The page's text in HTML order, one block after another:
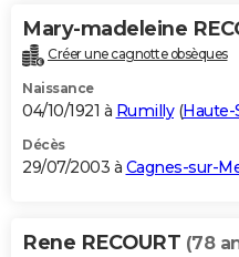
Mary-madeleine
Créer une cagnotte obsèques
Naissance
04/10/1921 à Rumilly(Haute-
Décès
29/07/2003 à Cagnes-sur-
Rene RECOURT (78